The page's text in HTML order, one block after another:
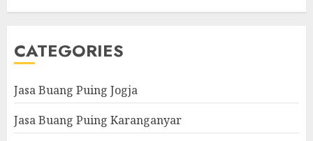
CATEGORIES
Jasa Buang Puing Jogja
Jasa Buang Puing Karanganyar